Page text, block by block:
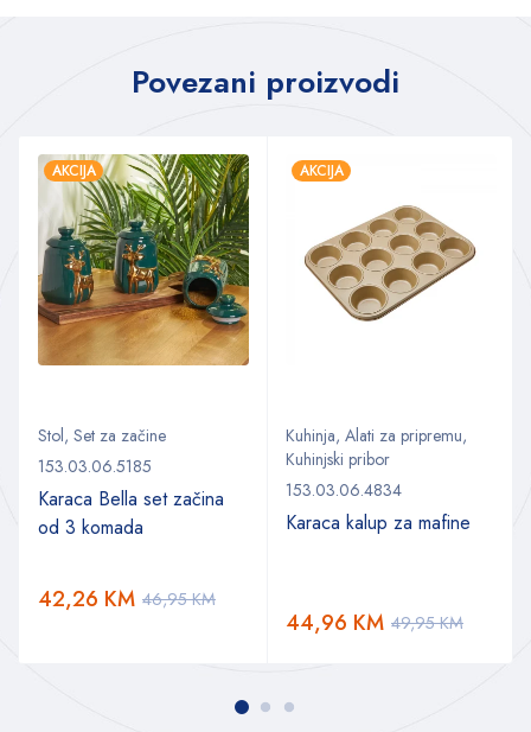
Povezani proizvodi
AKCIJA
Stol, Set za začine
153.03.06.5185
Karaca Bella set začina
od 3 komada
46,95KM
42,26 KM
AKCIJA
Kuhinja, Alati za pripremu,
Kuhinjski pribor
153.03.06.4834
Karaca kalup za mafine
49,95KM
44,96 KM